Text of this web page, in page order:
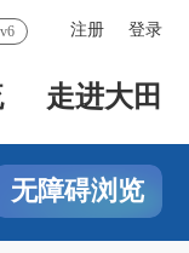
注册 登录
走进大田
无障碍浏览